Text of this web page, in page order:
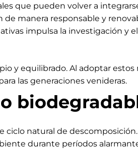
que pueden volver a
de manera responsable y
impulsa la investigación y
y equilibrado. Al adoptar
las generaciones venideras.
natural de
durante períodos